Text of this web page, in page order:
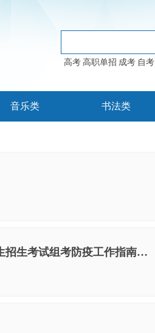
高考 高职单招 成考 自考
音乐类 书法类
河南省教育厅河南省卫生健康委员会关于印发《河南省2021年全国硕士研究生招生考试组考防疫工作指南》的通知